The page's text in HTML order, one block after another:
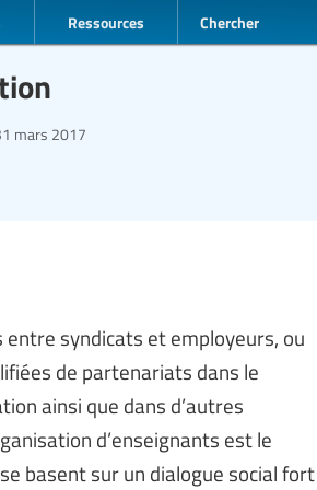
Ressources Chercher
mars 2017
syndicats et employeurs, ou
de partenariats dans le
ainsi que dans d’autres
d’enseignants est le
basent sur un dialogue social fort